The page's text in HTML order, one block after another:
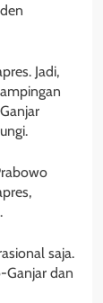
Jadi,
saja.
Ganjar dan